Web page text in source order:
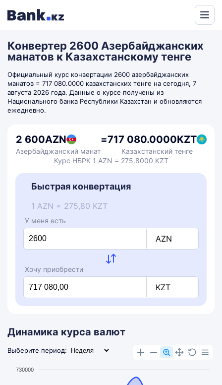
by
Translate
Конвертер 2600 Азербайджанских
манатов к Казахстанскому тенге
Официальный курс конвертации 2600 азербайджанских
манатов = 717 080.0000 казахстанских тенге на сегодня, 7
августа 2026 года. Данные о курсе получены из
Национального банка Республики Казахстан и обновляются
ежедневно.
2 600AZN
Азербайджанский манат
=717 080.0000KZT
Казахстанский тенге
Курс НБРК 1 AZN = 275.8000 KZT
Быстрая конвертация
1 AZN = 275,80 KZT
У меня есть
AZN
Хочу приобрести
KZT
Динамика курса валют
Выберите период:
730000